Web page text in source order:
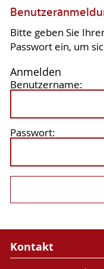
Bitte geben Sie
Passwort ein, um
Anmelden
Benutzername:
Passwort:
Kontakt